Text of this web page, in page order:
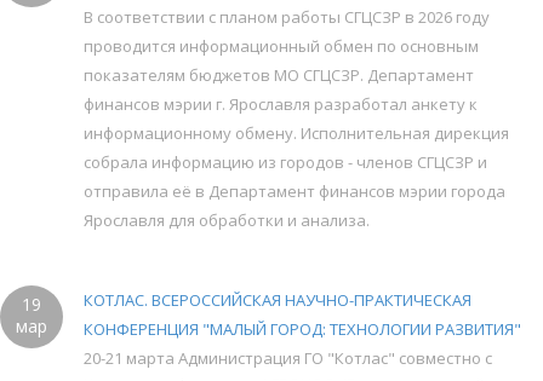
В соответствии с планом работы СГЦСЗР в 2026 году
проводится информационный обмен по основным
показателям бюджетов МО СГЦСЗР. Департамент
финансов мэрии г. Ярославля разработал анкету к
информационному обмену. Исполнительная дирекция
собрала информацию из городов - членов СГЦСЗР и
отправила её в Департамент финансов мэрии города
Ярославля для обработки и анализа.
19
мар
КОТЛАС. ВСЕРОССИЙСКАЯ НАУЧНО-ПРАКТИЧЕСКАЯ
КОНФЕРЕНЦИЯ "МАЛЫЙ ГОРОД: ТЕХНОЛОГИИ РАЗВИТИЯ"
20-21 марта Администрация ГО "Котлас" совместно с